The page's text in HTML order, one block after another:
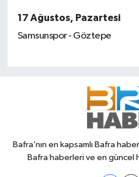
17 Ağustos, Pazartesi
Samsunspor - Göztepe
Bafra’nın en kapsamlı Bafra
Bafra haberleri ve en güncel